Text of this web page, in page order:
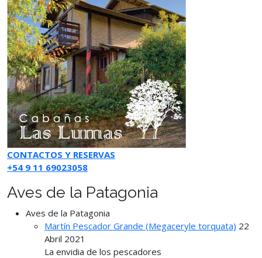
CONTACTOS Y RESERVAS
+54 9 11 69023058
Aves de la Patagonia
Aves de la Patagonia
Martín Pescador Grande (Megaceryle torquata) 22
Abril 2021
La envidia de los pescadores